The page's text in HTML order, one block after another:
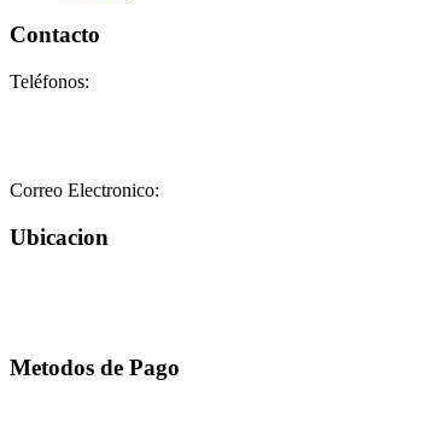
Contacto
Teléfonos:
Correo Electronico:
Ubicacion
Metodos de Pago